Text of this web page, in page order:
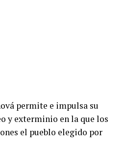
permite e impulsa su
y exterminio en la que los
el pueblo elegido por